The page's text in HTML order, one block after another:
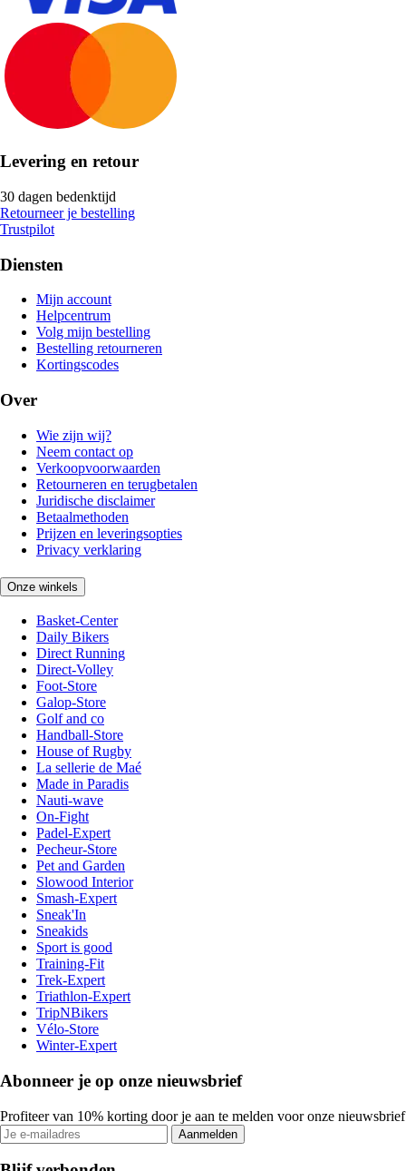
Levering en retour
30 dagen bedenktijd
Retourneer je bestelling
Trustpilot
Diensten
Mijn account
Helpcentrum
Volg mijn bestelling
Bestelling retourneren
Kortingscodes
Over
Wie zijn wij?
Neem contact op
Verkoopvoorwaarden
Retourneren en terugbetalen
Juridische disclaimer
Betaalmethoden
Prijzen en leveringsopties
Privacy verklaring
Onze winkels
Basket-Center
Daily Bikers
Direct Running
Direct-Volley
Foot-Store
Galop-Store
Golf and co
Handball-Store
House of Rugby
La sellerie de Maé
Made in Paradis
Nauti-wave
On-Fight
Padel-Expert
Pecheur-Store
Pet and Garden
Slowood Interior
Smash-Expert
Sneak'In
Sneakids
Sport is good
Training-Fit
Trek-Expert
Triathlon-Expert
TripNBikers
Vélo-Store
Winter-Expert
Abonneer je op onze nieuwsbrief
Profiteer van 10% korting door je aan te melden voor onze nieuwsbrief
Aanmelden